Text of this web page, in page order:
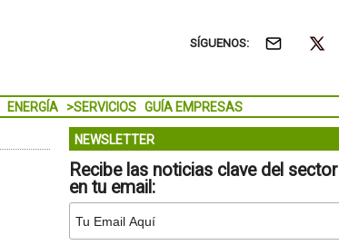
SÍGUENOS:
ENERGÍA >SERVICIOS GUÍA EMPRESAS
NEWSLETTER
Recibe las noticias clave del sector
en tu email: